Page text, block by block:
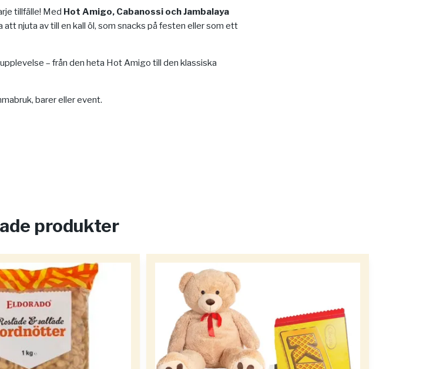
tillfälle! Med Hot Amigo, Cabanossi och Jambalaya
njuta av till en kall öl, som snacks på festen eller som ett
– från den heta Hot Amigo till den klassiska
barer eller event.
produkter